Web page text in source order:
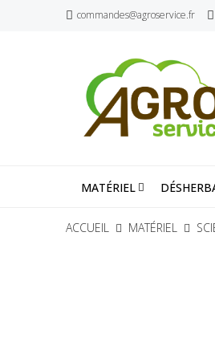
commandes@agroservice.fr
MATÉRIEL
ACCUEIL MATÉRIEL